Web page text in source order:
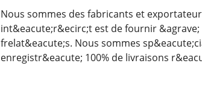
Nous sommes des fabricants et
int&eacute;r&ecirc;t est de fournir
frelat&eacute;s. Nous sommes
enregistr&eacute; 100% de livraisons